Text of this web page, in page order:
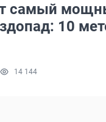
самый
10
14 144